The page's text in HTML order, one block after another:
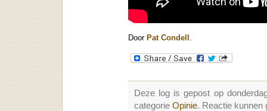
Door Pat Condell
Deze log is gepost op
categorieOpinie. Reactie